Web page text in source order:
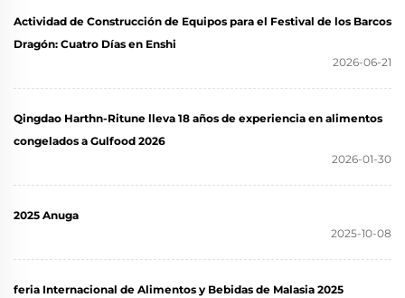
Actividad de Construcción de Equipos para el Festival de los Barcos
Dragón: Cuatro Días en Enshi
2026-06-21
Qingdao Harthn-Ritune lleva 18 años de experiencia en alimentos
congelados a Gulfood 2026
2026-01-30
2025 Anuga
2025-10-08
feria Internacional de Alimentos y Bebidas de Malasia 2025